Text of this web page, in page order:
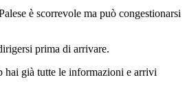
è scorrevole ma può congestionarsi
prima di arrivare.
hai già tutte le informazioni e arrivi